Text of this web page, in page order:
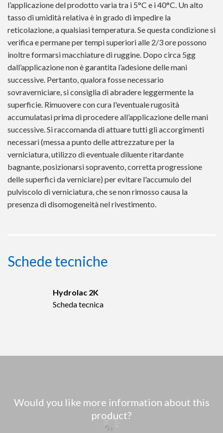
l’applicazione del prodotto varia tra i 5°C e i 40°C. Un alto
tasso di umidità relativa è in grado di impedire la
reticolazione, a qualsiasi temperatura. Se questa condizione si
verifica e permane per tempi superiori alle 2/3 ore possono
inoltre formarsi macchiature di ruggine. Dopo circa 5gg
dall’applicazione non è garantita l’adesione delle mani
successive. Pertanto, qualora fosse necessario
sovraverniciare, si consiglia di abradere leggermente la
superficie. Rimuovere con cura l'eventuale rugosità
accumulatasi prima di procedere all’applicazione delle mani
successive. Si raccomanda di attuare tutti gli accorgimenti
necessari (messa a punto delle attrezzature per la
verniciatura, utilizzo di eventuale diluente ritardante
bagnante, posizionarsi sopravento, corretta progressione
delle superfici da verniciare) per evitare l'accumulo del
pulviscolo di verniciatura, che se non rimosso causa la
presenza di disomogeneità nel rivestimento.
Schede tecniche
Hydrolac 2K
Scheda tecnica
Would you like more information about this
product?